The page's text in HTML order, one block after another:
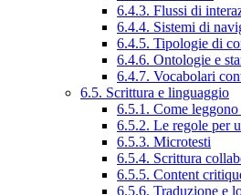
6.4.3. Flussi di
6.4.4. Sistemi di
6.4.5. Tipologie di
6.4.6. Ontologie e
6.4.7. Vocabolari
6.5. Scrittura e linguaggio
6.5.1. Come
6.5.2. Le regole per
6.5.3. Microtesti
6.5.4. Scrittura
6.5.5. Content
6.5.6. Traduzione e